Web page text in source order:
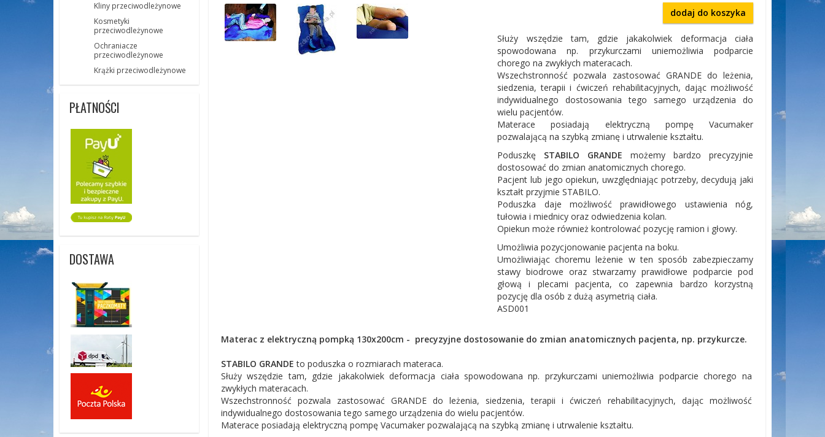
dodaj do koszyka
Służy wszędzie tam, gdzie jakakolwiek deformacja ciała
spowodowana np. przykurczami uniemożliwia podparcie
chorego na zwykłych materacach.
Wszechstronność pozwala zastosować GRANDE do leżenia,
siedzenia, terapii i ćwiczeń rehabilitacyjnych, dając możliwość
indywidualnego dostosowania tego samego urządzenia do
wielu pacjentów.
Materace posiadają elektryczną pompę Vacumaker
pozwalającą na szybką zmianę i utrwalenie kształtu.
Poduszkę STABILO GRANDE możemy bardzo precyzyjnie
dostosować do zmian anatomicznych chorego.
Pacjent lub jego opiekun, uwzględniając potrzeby, decydują jaki
kształt przyjmie STABILO.
Poduszka daje możliwość prawidłowego ustawienia nóg,
tułowia i miednicy oraz odwiedzenia kolan.
Opiekun może również kontrolować pozycję ramion i głowy.
Umożliwia pozycjonowanie pacjenta na boku.
Umożliwiając choremu leżenie w ten sposób zabezpieczamy
stawy biodrowe oraz stwarzamy prawidłowe podparcie pod
głową i plecami pacjenta, co zapewnia bardzo korzystną
pozycję dla osób z dużą asymetrią ciała.
ASD001
Materac z elektryczną pompką 130x200cm - precyzyjne dostosowanie do zmian anatomicznych pacjenta, np. przykurcze.
STABILO GRANDE to poduszka o rozmiarach materaca.
Służy wszędzie tam, gdzie jakakolwiek deformacja ciała spowodowana np. przykurczami uniemożliwia podparcie chorego na
zwykłych materacach.
Wszechstronność pozwala zastosować GRANDE do leżenia, siedzenia, terapii i ćwiczeń rehabilitacyjnych, dając możliwość
indywidualnego dostosowania tego samego urządzenia do wielu pacjentów.
Materace posiadają elektryczną pompę Vacumaker pozwalającą na szybką zmianę i utrwalenie kształtu.
Kliny przeciwodleżynowe
Kosmetyki
przeciwodleżynowe
Ochraniacze
przeciwodleżynowe
Krążki przeciwodleżynowe
PŁATNOŚCI
DOSTAWA